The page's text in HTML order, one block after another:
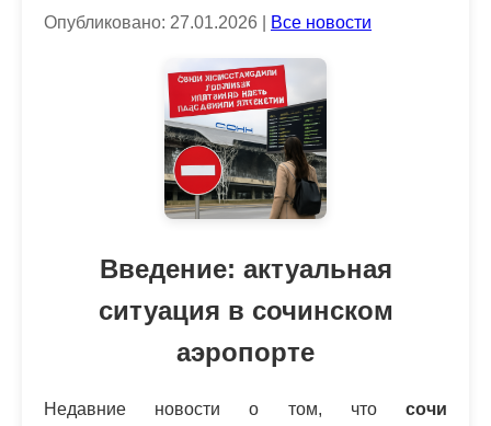
Опубликовано: 27.01.2026 | Все новости
Введение: актуальная
ситуация в сочинском
аэропорте
Недавние новости о том, что сочи